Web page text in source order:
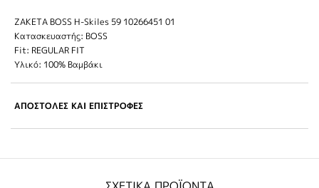
ΖΑΚΕΤΑ BOSS H-Skiles 59 10266451 01
Κατασκευαστής: BOSS
Fit: REGULAR FIT
Υλικό: 100% Βαμβάκι
ΑΠΟΣΤΟΛΕΣ ΚΑΙ ΕΠΙΣΤΡΟΦΕΣ